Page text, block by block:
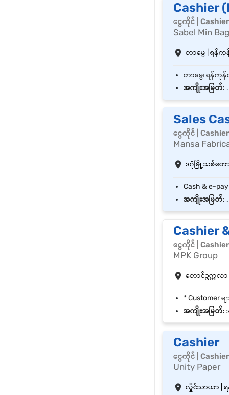
Cashier
ငွေကိုင် | Cashier
Sabel Min
တာမွေ | ရန်ကု
အကျိုးအမြတ်: .
Sales
ငွေကိုင် | Cashier
Mansa
ဒဂုံမြို့သစ်တေ
အကျိုးအမြတ်: .
Cashier
ငွေကိုင် | Cashier
MPK Group
တောင်ဥက္ကလ
အကျိုးအမြတ်:
Cashier
ငွေကိုင် | Cashier
Unity Paper
လှိုင်သာယာ |